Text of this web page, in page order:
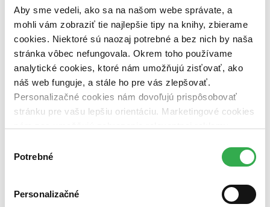
Aby sme vedeli, ako sa na našom webe správate, a
mohli vám zobraziť tie najlepšie tipy na knihy, zbierame
cookies. Niektoré sú naozaj potrebné a bez nich by naša
stránka vôbec nefungovala. Okrem toho používame
analytické cookies, ktoré nám umožňujú zisťovať, ako
náš web funguje, a stále ho pre vás zlepšovať.
Personalizačné cookies nám dovoľujú prispôsobovať
stránku pre vašu lepšiu orientáciu. Marketingové cookies
nám pomohlo, keby sme mohli používať všetky tieto
súhlasu
Potrebné
Personalizačné
Dostupnosť
na centrálnom sklade (0 titulov)na centrálnom sklade
predpredaj (0 titulov)predpredaj
pripravujeme (0 titulov)
pripravujeme
dostupná (bez vypredaných) (0 titulov)
vypredaných)
Nové / čítané
nová (0 titulov)
nová
čítaná (0 titulov) čítaná
čítaná - výborný stav (0 titulov)čítaná - výborný stav
opotrebovaná
čítané verzie
Zúžiť výber